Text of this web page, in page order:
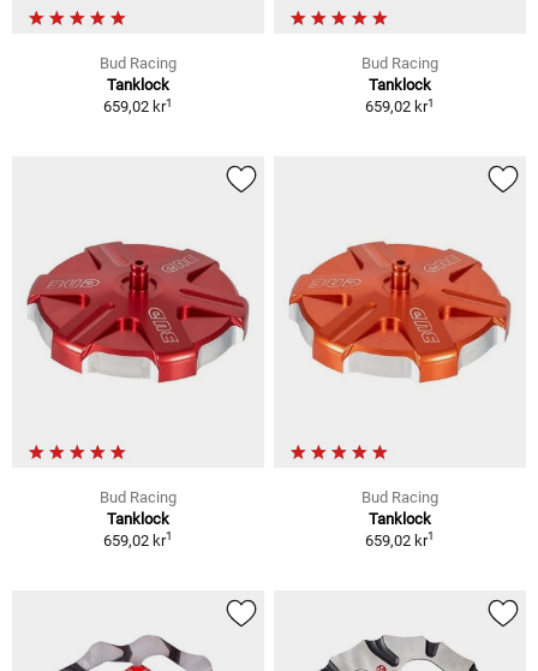
Bud Racing
Tanklock
659,02 kr1
Bud Racing
Tanklock
659,02 kr1
Bud Racing
Tanklock
659,02 kr1
Bud Racing
Tanklock
659,02 kr1